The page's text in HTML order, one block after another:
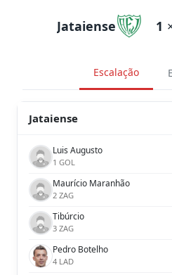
Jataiense 1
Escalação
Jataiense
Luis Augusto
1 GOL
Maurício Maranhão
2 ZAG
Tibúrcio
3 ZAG
Pedro Botelho
4 LAD